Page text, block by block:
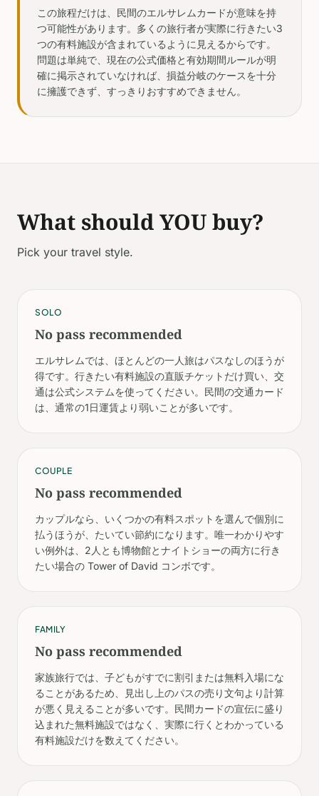
この旅程だけは、民間のエルサレムカードが意味を持
つ可能性があります。多くの旅行者が実際に行きたい3
つの有料施設が含まれているように見えるからです。
問題は単純で、現在の公式価格と有効期間ルールが明
確に掲示されていなければ、損益分岐のケースを十分
に擁護できず、すっきりおすすめできません。
What should YOU buy?
Pick your travel style.
SOLO
No pass recommended
エルサレムでは、ほとんどの一人旅はパスなしのほうが
得です。行きたい有料施設の直販チケットだけ買い、交
通は公式システムを使ってください。民間の交通カード
は、通常の1日運賃より弱いことが多いです。
COUPLE
No pass recommended
カップルなら、いくつかの有料スポットを選んで個別に
払うほうが、たいてい節約になります。唯一わかりやす
い例外は、2人とも博物館とナイトショーの両方に行き
たい場合の Tower of David コンボです。
FAMILY
No pass recommended
家族旅行では、子どもがすでに割引または無料入場にな
ることがあるため、見出し上のパスの売り文句より計算
が悪く見えることが多いです。民間カードの宣伝に盛り
込まれた無料施設ではなく、実際に行くとわかっている
有料施設だけを数えてください。